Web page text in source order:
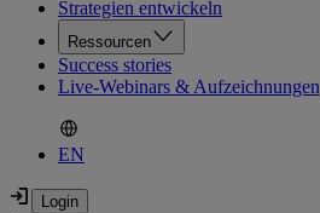
Strategien entwickeln
Ressourcen
Success stories
Live-Webinars & Aufzeichnungen
EN